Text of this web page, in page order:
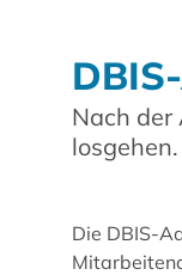
Nach der
losgehen.
Die DBIS-